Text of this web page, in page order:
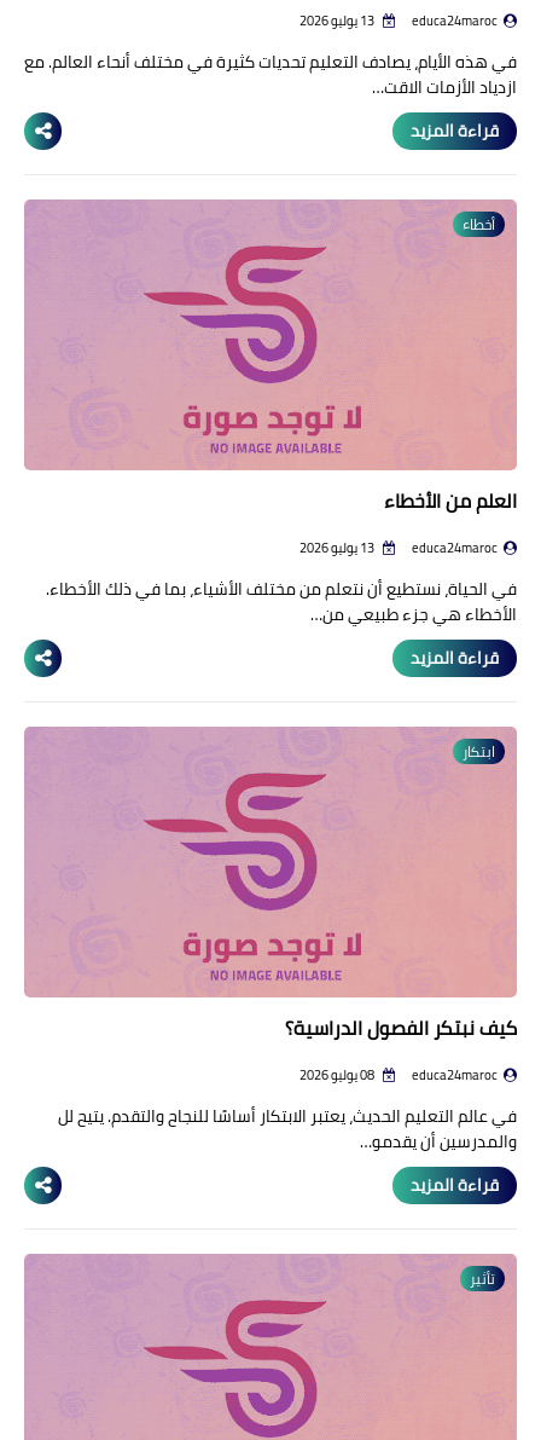
educa24maroc
في هذه الأيام، يصادف التعليم تحديات كثيرة في مختلف أنحاء العالم. مع
ازدياد الأزمات الاقت…
قراءة المزيد
أخطاء
العلم من الأخطاء
educa24maroc
في الحياة، نستطيع أن نتعلم من مختلف الأشياء، بما في ذلك الأخطاء.
الأخطاء هي جزء طبيعي من…
قراءة المزيد
ابتكار
كيف نبتكر الفصول الدراسية؟
educa24maroc
في عالم التعليم الحديث، يعتبر الابتكار أساسًا للنجاح والتقدم. يتيح لل
والمدرسين أن يقدمو…
قراءة المزيد
تأثير